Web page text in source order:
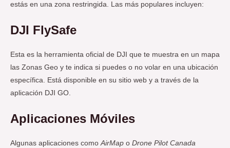
estás en una zona restringida. Las más populares incluyen:
DJI FlySafe
Esta es la herramienta oficial de DJI que te muestra en un mapa
las Zonas Geo y te indica si puedes o no volar en una ubicación
específica. Está disponible en su sitio web y a través de la
aplicación DJI GO.
Aplicaciones Móviles
Algunas aplicaciones como AirMap o Drone Pilot Canada